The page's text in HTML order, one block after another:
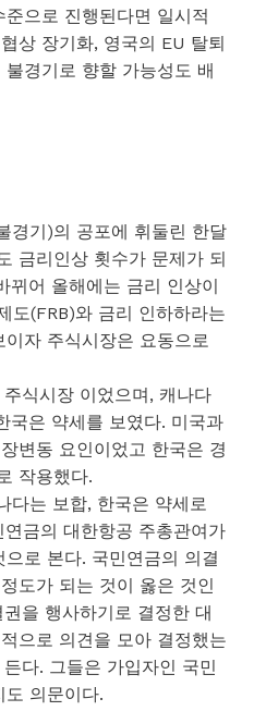
으로 진행된다면 일시적
상 장기화, 영국의 EU 탈퇴
경기로 향할 가능성도 배
경기)의 공포에 휘둘린 한달
금리인상 횟수가 문제가 되
뀌어 올해에는 금리 인상이
도(FRB)와 금리 인하하라는
자 주식시장은 요동으로
식시장 이었으며, 캐나다
국은 약세를 보였다. 미국과
변동 요인이었고 한국은 경
작용했다.
다는 보합, 한국은 약세로
금의 대한항공 주총관여가
로 본다. 국민연금의 의결
도가 되는 것이 옳은 것인
을 행사하기로 결정한 대
으로 의견을 모아 결정했는
다. 그들은 가입자인 국민
의문이다.